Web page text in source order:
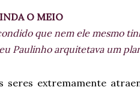
O MEIO
que nem ele mesmo
Paulinho arquitetava um
extremamente